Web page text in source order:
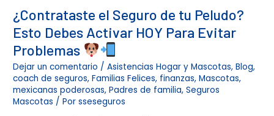
¿Contrataste el Seguro de tu Peludo?
Esto Debes Activar HOY Para Evitar
Problemas
Dejar un comentario /Asistencias Hogar y Mascotas,Blog,
coach de seguros,Familias Felices, finanzas,Mascotas,
mexicanas poderosas,Padres de familia,Seguros
Mascotas / Porsseseguros